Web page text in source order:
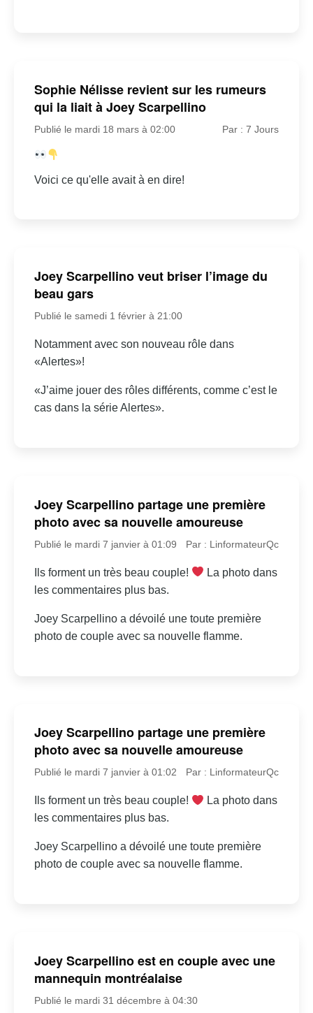
Sophie Nélisse revient sur les rumeurs
qui la liait à Joey Scarpellino
Publié le mardi 18 mars à 02:00 Par : 7 Jours
Voici ce qu'elle avait à en dire!
Joey Scarpellino veut briser l’image du
beau gars
Publié le samedi 1 février à 21:00
Notamment avec son nouveau rôle dans
«Alertes»!
«J’aime jouer des rôles différents, comme c’est le
cas dans la série Alertes».
Joey Scarpellino partage une première
photo avec sa nouvelle amoureuse
Publié le mardi 7 janvier à 01:09 Par : LinformateurQc
Ils forment un très beau couple!
La photo dans
les commentaires plus bas.
Joey Scarpellino a dévoilé une toute première
photo de couple avec sa nouvelle flamme.
Joey Scarpellino partage une première
photo avec sa nouvelle amoureuse
Publié le mardi 7 janvier à 01:02 Par : LinformateurQc
Ils forment un très beau couple!
La photo dans
les commentaires plus bas.
Joey Scarpellino a dévoilé une toute première
photo de couple avec sa nouvelle flamme.
Joey Scarpellino est en couple avec une
mannequin montréalaise
Publié le mardi 31 décembre à 04:30